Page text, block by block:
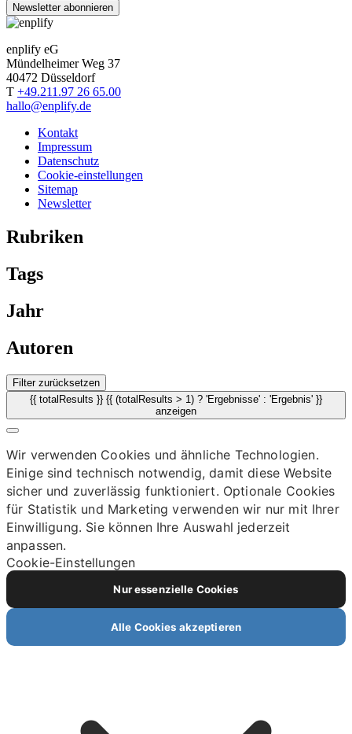
Newsletter abonnieren
enplify eG
Mündelheimer Weg 37
40472 Düsseldorf
T +49.211.97 26 65.00
hallo@enplify.de
Kontakt
Impressum
Datenschutz
Cookie-einstellungen
Sitemap
Newsletter
Rubriken
Tags
Jahr
Autoren
Filter zurücksetzen
{{ totalResults }} {{ (totalResults > 1) ? 'Ergebnisse' : 'Ergebnis' }}
anzeigen
Wir verwenden Cookies und ähnliche Technologien.
Einige sind technisch notwendig, damit diese Website
sicher und zuverlässig funktioniert. Optionale Cookies
für Statistik und Marketing verwenden wir nur mit Ihrer
Einwilligung. Sie können Ihre Auswahl jederzeit
anpassen.
Cookie-Einstellungen
Nur essenzielle Cookies
Alle Cookies akzeptieren